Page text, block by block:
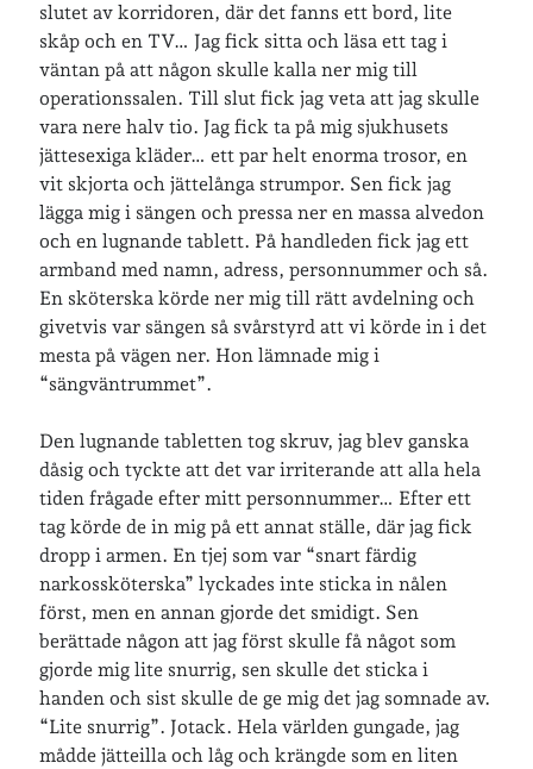
Just nu läser jag
Jag bokförmin läsning på Goodreads .
Geocaching
slutet av korridoren, där det fanns ett bord, lite
skåp och en TV… Jag fick sitta och läsa ett tag i
väntan på att någon skulle kalla ner mig till
operationssalen. Till slut fick jag veta att jag skulle
vara nere halv tio. Jag fick ta på mig sjukhusets
jättesexiga kläder… ett par helt enorma trosor, en
vit skjorta och jättelånga strumpor. Sen fick jag
lägga mig i sängen och pressa ner en massa alvedon
och en lugnande tablett. På handleden fick jag ett
armband med namn, adress, personnummer och så.
En sköterska körde ner mig till rätt avdelning och
givetvis var sängen så svårstyrd att vi körde in i det
mesta på vägen ner. Hon lämnade mig i
“sängväntrummet”.
Den lugnande tabletten tog skruv, jag blev ganska
dåsig och tyckte att det var irriterande att alla hela
tiden frågade efter mitt personnummer… Efter ett
tag körde de in mig på ett annat ställe, där jag fick
dropp i armen. En tjej som var “snart färdig
narkossköterska” lyckades inte sticka in nålen
först, men en annan gjorde det smidigt. Sen
berättade någon att jag först skulle få något som
gjorde mig lite snurrig, sen skulle det sticka i
handen och sist skulle de ge mig det jag somnade av.
“Lite snurrig”. Jotack. Hela världen gungade, jag
mådde jätteilla och låg och krängde som en liten